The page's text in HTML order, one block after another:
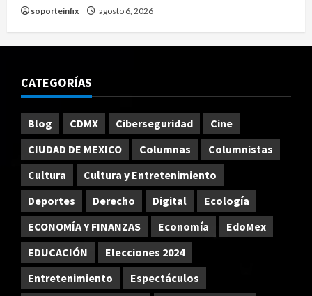
soporteinfix agosto 6, 2026
CATEGORÍAS
Blog CDMX Ciberseguridad
Cine
CIUDAD DE MEXICO
Columnas
Columnistas
Cultura
Cultura y Entretenimiento
Deportes
Derecho Digital
Ecología
ECONOMÍA Y FINANZAS
Economía
EdoMex
EDUCACIÓN
Elecciones 2024
Entretenimiento
Espectáculos